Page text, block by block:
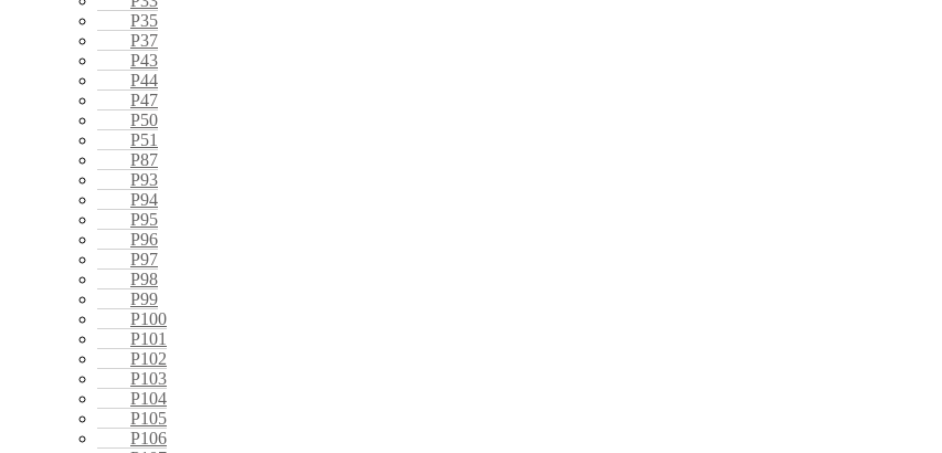
P35
P37
P43
P44
P47
P50
P51
P87
P93
P94
P95
P96
P97
P98
P99
P100
P101
P102
P103
P104
P105
P106